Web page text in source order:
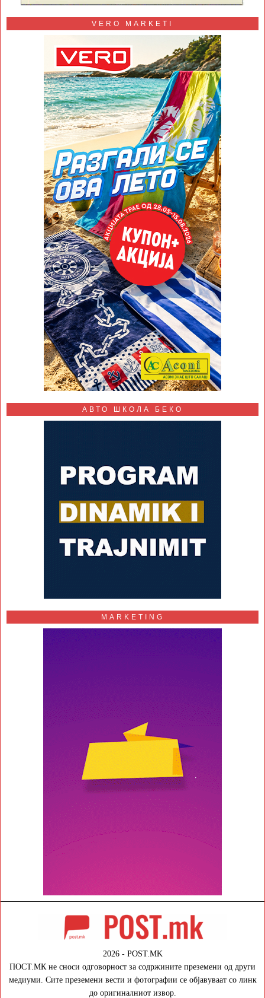
VERO MARKETI
АВТО ШКОЛА БЕКО
MARKETING
2026 - POST.MK
ПОСТ.МК не сноси одговорност за содржините преземени од други
медиуми. Сите преземени вести и фотографии се објавуваат со линк
до оригиналниот извор.